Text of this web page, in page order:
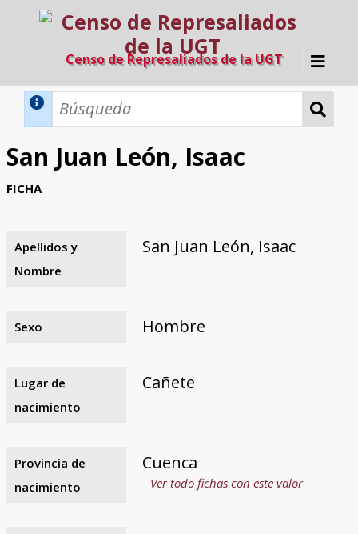
Censo de Represaliados de la UGT
Inicio
Búsqueda Dinámica
Búsqueda Avanzada
Filtros A-Z
Razones y objetivos
El equipo
Colaboradores
Fuentes documentales
San Juan León, Isaac
FICHA
Apellidos y
Nombre
San Juan León, Isaac
Sexo Hombre
Lugar de
nacimiento
Cañete
Provincia de
nacimiento
Cuenca
Ver todo fichas con este valor